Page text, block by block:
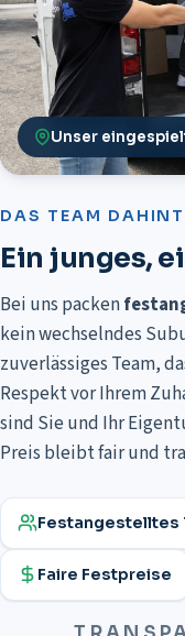
Unser
DAS TEAM
Ein junges,
Bei uns packen
kein wechselndes
zuverlässiges Team,
Respekt vor Ihrem
sind Sie und Ihr
Preis bleibt fair und
Festangestelltes
Faire Festpreise